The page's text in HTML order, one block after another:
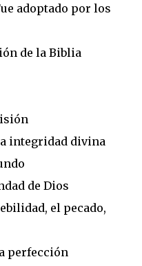
adoptado por los
de la Biblia
integridad divina
de Dios
el pecado,
perfección